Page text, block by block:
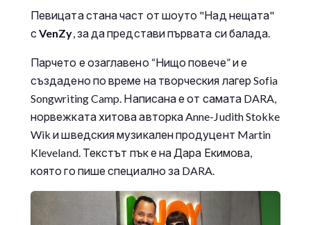
Певицата стана част от шоуто "Над нещата"
сVenZy, за да представи първата си балада.
Парчето е озаглавено “Нищо повече” и е
създадено по време на творческия лагер Sofia
Songwriting Camp. Написана е от самата DARA,
норвежката хитова авторка Anne-Judith Stokke
Wik и шведския музикален продуцент Martin
Kleveland. Текстът пък е на Дара Екимова,
която го пише специално за DARA.